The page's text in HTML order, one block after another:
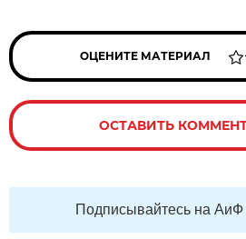
ОЦЕНИТЕ МАТЕРИАЛ
ОСТАВИТЬ
Подписывайтесь на АиФ